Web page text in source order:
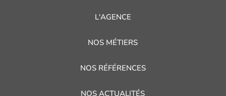
L'AGENCE
NOS MÉTIERS
NOS RÉFÉRENCES
NOS ACTUALITÉS